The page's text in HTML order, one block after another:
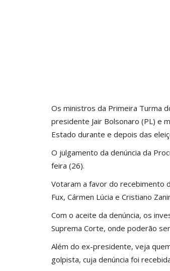
Os ministros da Primeira Turma
presidente Jair Bolsonaro (PL) e
Estado durante e depois das
O julgamento da denúncia da
feira (26).
Votaram a favor do recebimento
Fux, Cármen Lúcia e Cristiano
Com o aceite da denúncia, os
Suprema Corte, onde poderão
Além do ex-presidente, veja
golpista, cuja denúncia foi